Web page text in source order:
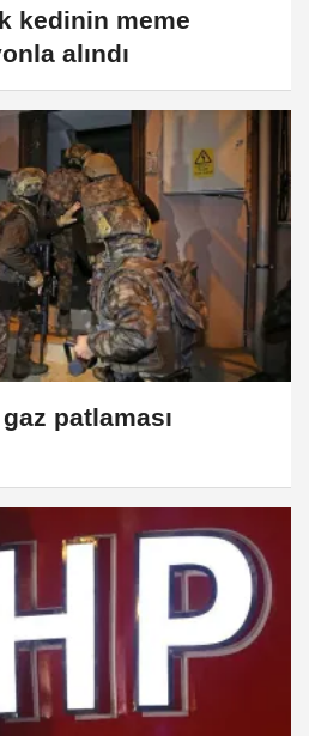
kedinin meme
alındı
patlaması